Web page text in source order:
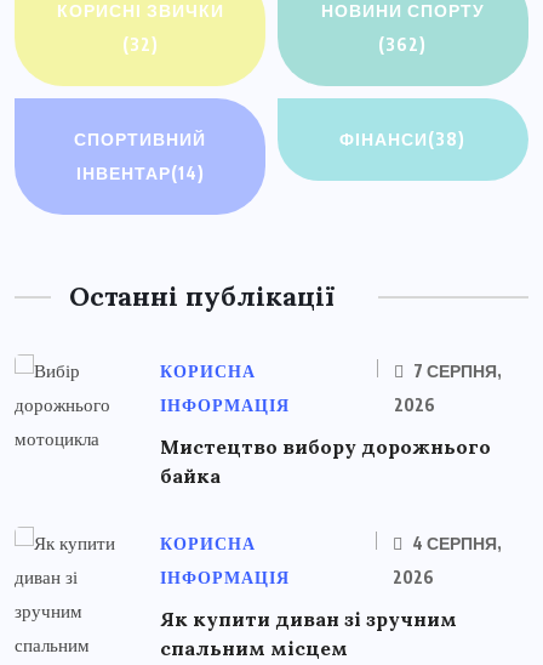
КОРИСНІ ЗВИЧКИ
(32)
НОВИНИ СПОРТУ
(362)
СПОРТИВНИЙ
ІНВЕНТАР(14)
ФІНАНСИ(38)
Останні публікації
КОРИСНА
ІНФОРМАЦІЯ
7 СЕРПНЯ,
2026
Мистецтво вибору дорожнього
байка
КОРИСНА
ІНФОРМАЦІЯ
4 СЕРПНЯ,
2026
Як купити диван зі зручним
спальним місцем